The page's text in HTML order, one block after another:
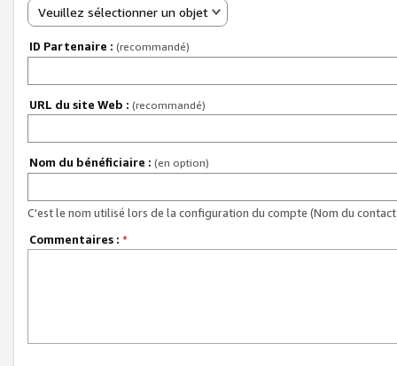
Veuillez sélectionner un objet
ID Partenaire : (recommandé)
URL du site Web : (recommandé)
Nom du bénéficiaire : (en option)
C'est le nom utilisé lors de la configuration du compte (Nom du
Commentaires : *